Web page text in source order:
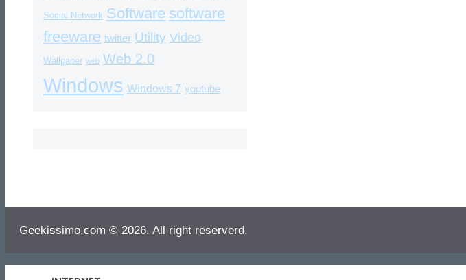
Social Network Software software
freeware twitter Utility Video
Wallpaper web Web 2.0
Windows Windows 7 youtube
Geekissimo.com © 2026. All right reserverd.